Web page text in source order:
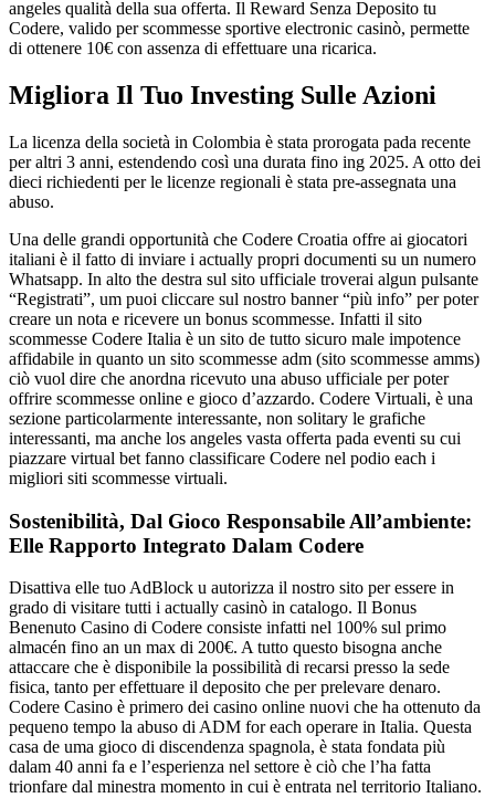
angeles qualità della sua offerta. Il Reward Senza Deposito tu
Codere, valido per scommesse sportive electronic casinò, permette
di ottenere 10€ con assenza di effettuare una ricarica.
Migliora Il Tuo Investing Sulle Azioni
La licenza della società in Colombia è stata prorogata pada recente
per altri 3 anni, estendendo così una durata fino ing 2025. A otto dei
dieci richiedenti per le licenze regionali è stata pre-assegnata una
abuso.
Una delle grandi opportunità che Codere Croatia offre ai giocatori
italiani è il fatto di inviare i actually propri documenti su un numero
Whatsapp. In alto the destra sul sito ufficiale troverai algun pulsante
“Registrati”, um puoi cliccare sul nostro banner “più info” per poter
creare un nota e ricevere un bonus scommesse. Infatti il sito
scommesse Codere Italia è un sito de tutto sicuro male impotence
affidabile in quanto un sito scommesse adm (sito scommesse amms)
ciò vuol dire che anordna ricevuto una abuso ufficiale per poter
offrire scommesse online e gioco d’azzardo. Codere Virtuali, è una
sezione particolarmente interessante, non solitary le grafiche
interessanti, ma anche los angeles vasta offerta pada eventi su cui
piazzare virtual bet fanno classificare Codere nel podio each i
migliori siti scommesse virtuali.
Sostenibilità, Dal Gioco Responsabile All’ambiente:
Elle Rapporto Integrato Dalam Codere
Disattiva elle tuo AdBlock u autorizza il nostro sito per essere in
grado di visitare tutti i actually casinò in catalogo. Il Bonus
Benenuto Casino di Codere consiste infatti nel 100% sul primo
almacén fino an un max di 200€. A tutto questo bisogna anche
attaccare che è disponibile la possibilità di recarsi presso la sede
fisica, tanto per effettuare il deposito che per prelevare denaro.
Codere Casino è primero dei casino online nuovi che ha ottenuto da
pequeno tempo la abuso di ADM for each operare in Italia. Questa
casa de uma gioco di discendenza spagnola, è stata fondata più
dalam 40 anni fa e l’esperienza nel settore è ciò che l’ha fatta
trionfare dal minestra momento in cui è entrata nel territorio Italiano.